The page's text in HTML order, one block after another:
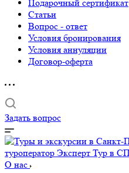
Подарочный сертификат
Статьи
Вопрос - ответ
Условия бронирования
Условия аннуляции
Договор-оферта
Задать вопрос
О нас